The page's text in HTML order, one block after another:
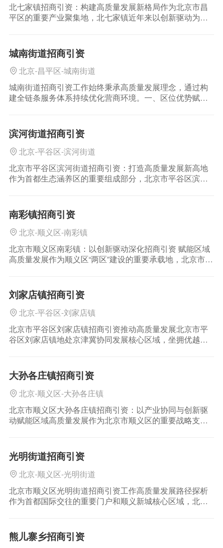
北七家镇招商引资：构建高质量发展新格局作为北京市昌
平区的重要产业聚集地，北七家镇近年来以创新驱动为核
套以及前瞻性规划，北七家镇
城南街道招商引资
北京-昌平区-城南街道
城南街道招商引资工作始终秉承高质量发展理念，通过构
建全链条服务体系持续优化营商环境。一、区位优势赋能
街"的立体交
滨河街道招商引资
北京-平谷区-滨河街道
北京市平谷区滨河街道招商引资：打造高质量发展新高地
作为首都生态涵养区的重要组成部分，北京市平谷区滨河
入强劲动能。滨河街道招商引
南彩镇招商引资
北京-顺义区-南彩镇
北京市顺义区南彩镇：以创新驱动深化招商引资 赋能区域
高质量发展作为顺义区“两区”建设的重要承载地，北京市顺
生态建设为抓手，推动
刘家店镇招商引资
北京-平谷区-刘家店镇
北京市平谷区刘家店镇招商引资推动高质量发展北京市平
谷区刘家店镇地处京津冀协同发展核心区域，坐拥优越的
作，以政策创新、产业集聚、服
大孙各庄镇招商引资
北京-顺义区-大孙各庄镇
北京市顺义区大孙各庄镇招商引资：以产业协同与创新驱
动赋能区域高质量发展作为北京市顺义区的重要战略支
注入强劲动能。近年来，大孙各
光明街道招商引资
北京-顺义区-光明街道
北京市顺义区光明街道招商引资工作高质量发展路径探析
作为首都国际交往的重要门户和顺义新城核心区域，北京
举措，持续释放区域发展
熊儿寨乡招商引资